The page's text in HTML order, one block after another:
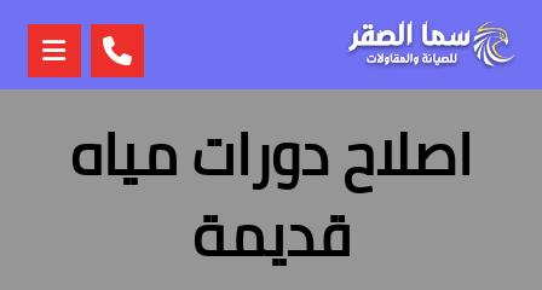
اصلاح دورات مياه
قديمة